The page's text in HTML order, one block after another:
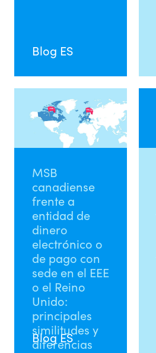
Blog ES
MSB
canadiense
frente a
entidad de
dinero
electrónico o
de pago con
sede en el EEE
o el Reino
Unido:
principales
similitudes y
diferencias
Blog ES